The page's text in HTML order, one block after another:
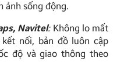
ảnh sống động.
Navitel:Không lo mất
nối, bản đồ luôn cập
độ và giao thông theo